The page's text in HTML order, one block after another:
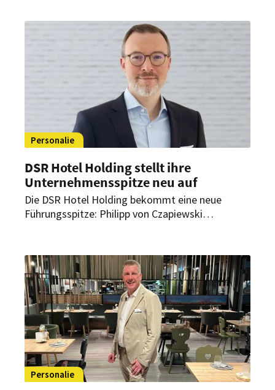
Personalie
DSR Hotel Holding stellt ihre
Unternehmensspitze neu auf
Die DSR Hotel Holding bekommt eine neue
Führungsspitze: Philipp von Czapiewski
Andryszak und soll die Weiterentwicklung der
Hotelgruppe vorantreiben.
Personalie